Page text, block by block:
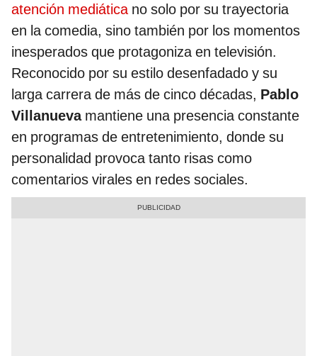
atención mediáticano solo por su trayectoria
en la comedia, sino también por los momentos
inesperados que protagoniza en televisión.
Reconocido por su estilo desenfadado y su
larga carrera de más de cinco décadas, Pablo
Villanuevamantiene una presencia constante
en programas de entretenimiento, donde su
personalidad provoca tanto risas como
comentarios virales en redes sociales.